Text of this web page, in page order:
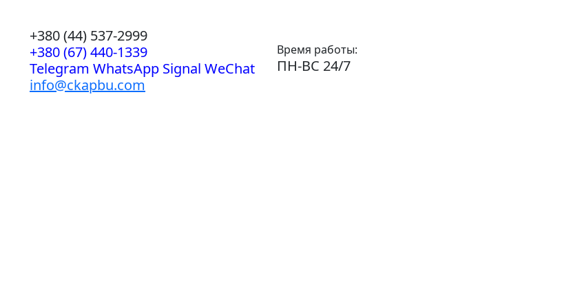
+380 (44) 537-2999
+380 (67) 440-1339
Telegram WhatsApp Signal WeChat
info@ckapbu.com
Время работы:
ПН-ВС 24/7